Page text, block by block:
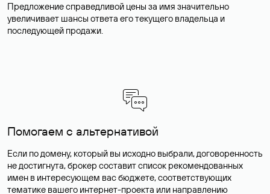
Предложение справедливой цены за имя значительно
увеличивает шансы ответа его текущего владельца и
последующей продажи.
Помогаем с альтернативой
Если по домену, который вы исходно выбрали, договоренность
не достигнута, брокер составит список рекомендованных
имен в интересующем вас бюджете, соответствующих
тематике вашего интернет-проекта или направлению